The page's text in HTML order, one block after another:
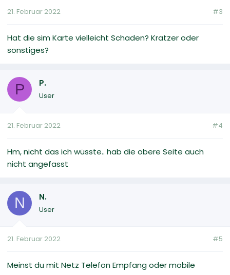
21. Februar 2022 #3
Hat die sim Karte vielleicht Schaden? Kratzer oder
sonstiges?
P P.
User
21. Februar 2022 #4
Hm, nicht das ich wüsste.. hab die obere Seite auch
nicht angefasst
N N.
User
21. Februar 2022 #5
Meinst du mit Netz Telefon Empfang oder mobile